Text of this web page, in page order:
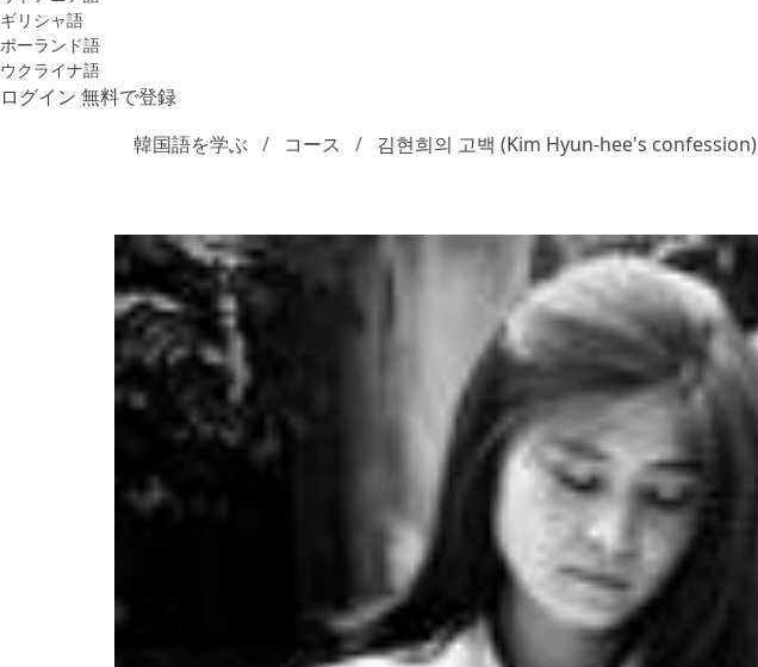
ギリシャ語
ポーランド語
ウクライナ語
ログイン 無料で登録
韓国語を学ぶ
コース 김현희의 고백 (Kim Hyun-hee's confession)